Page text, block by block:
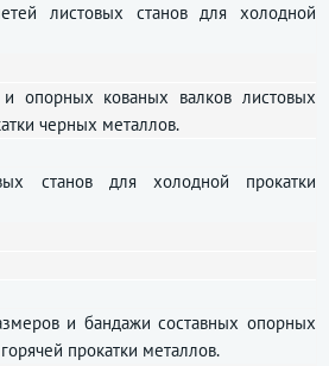
листовых станов для холодной
и опорных кованых валков листовых
черных металлов.
станов для холодной прокатки
и бандажи составных опорных
прокатки металлов.